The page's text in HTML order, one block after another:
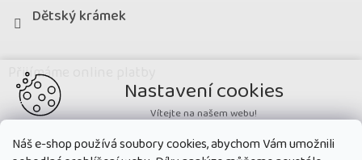
Náš e-shop používá soubory cookies, abychom Vám umožnili
Dětský krámek
Přijímáme online platby
Nastavení cookies
Vítejte na našem webu!
Potřebujeme nastavit cookies a související technologie, aby
zobrazovaný obsah odpovídal vašim potřebám a vy na webu nalezli